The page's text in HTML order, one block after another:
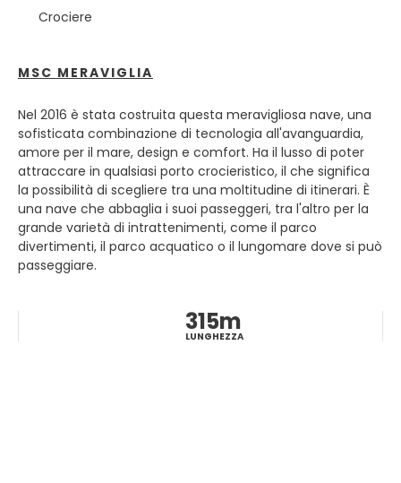
Crociere
MSC MERAVIGLIA
Nel 2016 è stata costruita questa meravigliosa nave, una
sofisticata combinazione di tecnologia all'avanguardia,
amore per il mare, design e comfort. Ha il lusso di poter
attraccare in qualsiasi porto crocieristico, il che significa
la possibilità di scegliere tra una moltitudine di itinerari. È
una nave che abbaglia i suoi passeggeri, tra l'altro per la
grande varietà di intrattenimenti, come il parco
divertimenti, il parco acquatico o il lungomare dove si può
passeggiare.
315m
LUNGHEZZA
sottomarino. Le due isole principali della Guadalupa sono
una foresta pluviale, un grande vulcano e molte cascate.
Pointe-à-Pitre, nonché una serie di città sulla spiaggia per
godere di numerose attività e servizi turistici. Nella Grande
Terre troverai grandi spiagge bianche mentre a Basse
Terre troverai grandi spiagge nere piene di sabbia
vulcanica. La Guadalupa è sorprendentemente varia e
offre un luogo di vacanza perfetto, qualunque siano le
tue preferenze. Spiagge bianche o nere, mare fantastico,
calma per esplorare l'incredibile assortimento di pesci
tropicali o con onde più grandi per praticare sport
acquatici. C'è molta natura da esplorare anche fuori
scogliere, ammirando il vulcano, visitando le piantagioni,
l'architettura coloniale e una lunga eccetera.